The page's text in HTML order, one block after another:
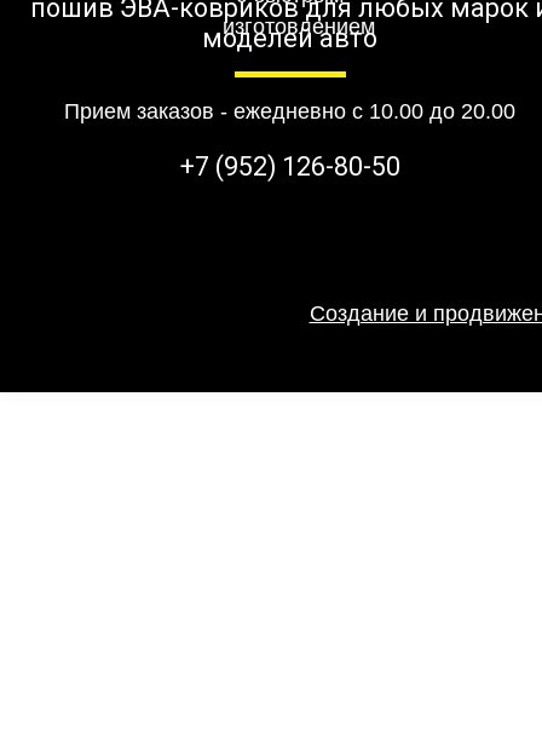
пошив ЭВА-ковриков для любых марок
моделей авто
Прием заказов - ежедневно с 10.00 до 20.00
+7 (952) 126-80-50
Создание и